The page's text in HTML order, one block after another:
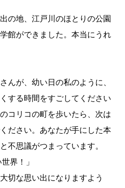
の地、江戸川のほとりの公園
館ができました。本当にうれ
んが、幼い日の私のように、
する時間をすごしてください
コリコの町を歩いたら、次は
ださい。あなたが手にした本
不思議がつまっています。
界！」
切な思い出になりますよう